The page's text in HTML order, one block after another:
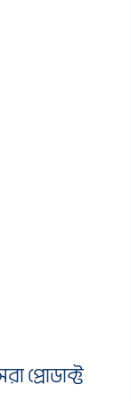
প্রোডাক্ট